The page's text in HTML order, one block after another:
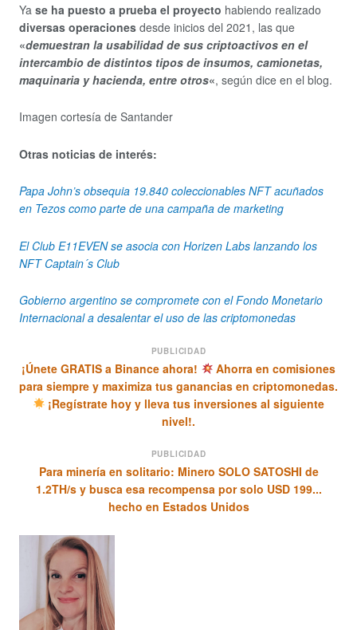
Ya se ha puesto a prueba el proyecto habiendo realizado
diversas operaciones desde inicios del 2021, las que
«demuestran la usabilidad de sus criptoactivos en el
intercambio de distintos tipos de insumos, camionetas,
maquinaria y hacienda, entre otros«, según dice en el blog.
Imagen cortesía de Santander
Otras noticias de interés:
Papa John’s obsequia 19.840 coleccionables NFT acuñados
en Tezos como parte de una campaña de marketing
El Club E11EVEN se asocia con Horizen Labs lanzando los
NFT Captain´s Club
Gobierno argentino se compromete con el Fondo Monetario
Internacional a desalentar el uso de las criptomonedas
PUBLICIDAD
¡Únete GRATIS a Binance ahora!
Ahorra en comisiones
para siempre y maximiza tus ganancias en criptomonedas.
¡Regístrate hoy y lleva tus inversiones al siguiente
nivel!.
PUBLICIDAD
Para minería en solitario: Minero SOLO SATOSHI de
1.2TH/s y busca esa recompensa por solo USD 199...
hecho en Estados Unidos